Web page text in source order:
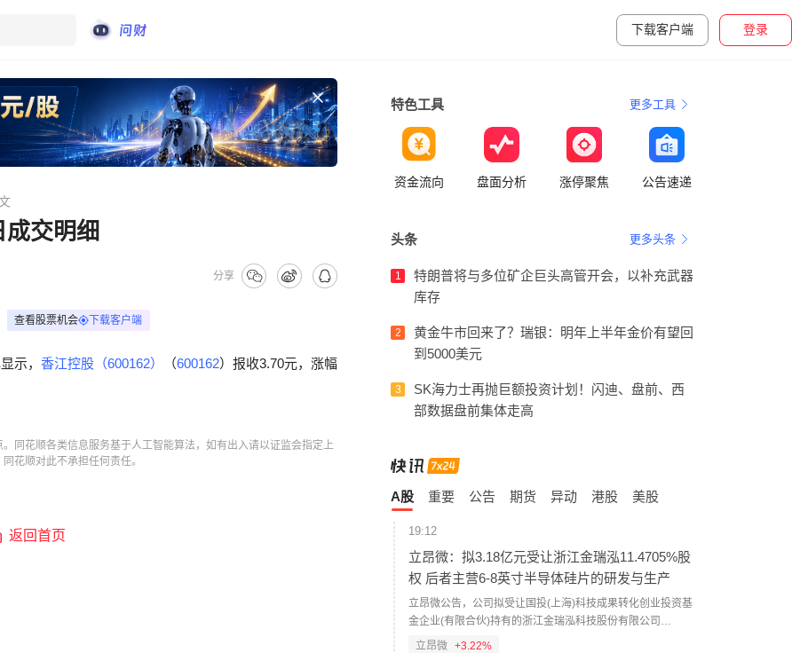
下载客户端 登录
成交明细
分享
查看股票机会 下载客户端
示， 香江控股（600162） （600162）报收3.70元，涨幅
同花顺各类信息服务基于人工智能算法，如有出入请以证监会指定上
花顺对此不承担任何责任。
返回首页
特色工具 更多工具
资金流向 盘面分析 涨停聚焦 公告速递
头条 更多头条
1
特朗普将与多位矿企巨头高管开会，以补充武器
库存
2
黄金牛市回来了？瑞银：明年上半年金价有望回
到5000美元
3
SK海力士再抛巨额投资计划！闪迪、盘前、西
部数据盘前集体走高
A股 重要 公告 期货 异动 港股 美股
19:12
立昂微：拟3.18亿元受让浙江金瑞泓11.4705%股
权 后者主营6-8英寸半导体硅片的研发与生产
立昂微公告，公司拟受让国投(上海)科技成果转化创业投资基
金企业(有限合伙)持有的浙江金瑞泓科技股份有限公司
11.4705%股权，交易金额为3.18亿元。交易完成后，公司将
立昂微 +3.22%